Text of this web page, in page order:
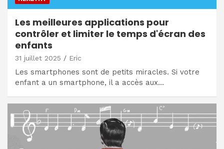
Les meilleures applications pour
contrôler et limiter le temps d'écran des
enfants
31 juillet 2025 Eric
Les smartphones sont de petits miracles. Si votre
enfant a un smartphone, il a accès aux…